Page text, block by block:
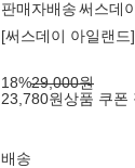
판매자배송써스데
[써스데이 아일랜
18%29,000원
23,780원상품 쿠폰
배송